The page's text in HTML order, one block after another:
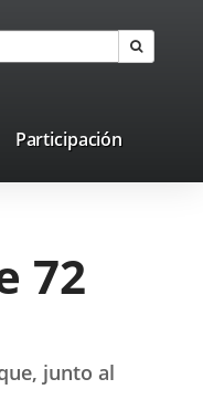
Participación
72
junto al